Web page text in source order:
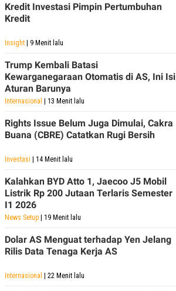
Kredit Investasi Pimpin Pertumbuhan
Kredit
Insight | 9 Menit lalu
Trump Kembali Batasi
Kewarganegaraan Otomatis di AS, Ini Isi
Aturan Barunya
Internasional | 13 Menit lalu
Rights Issue Belum Juga Dimulai, Cakra
Buana (CBRE) Catatkan Rugi Bersih
Investasi | 14 Menit lalu
Kalahkan BYD Atto 1, Jaecoo J5 Mobil
Listrik Rp 200 Jutaan Terlaris Semester
I1 2026
News Setup | 19 Menit lalu
Dolar AS Menguat terhadap Yen Jelang
Rilis Data Tenaga Kerja AS
Internasional | 22 Menit lalu